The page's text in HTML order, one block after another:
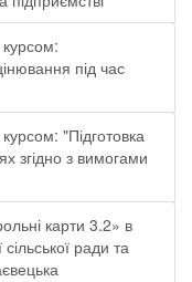
під час
"Підготовка
згідно з вимогами
карти 3.2» в
ради та